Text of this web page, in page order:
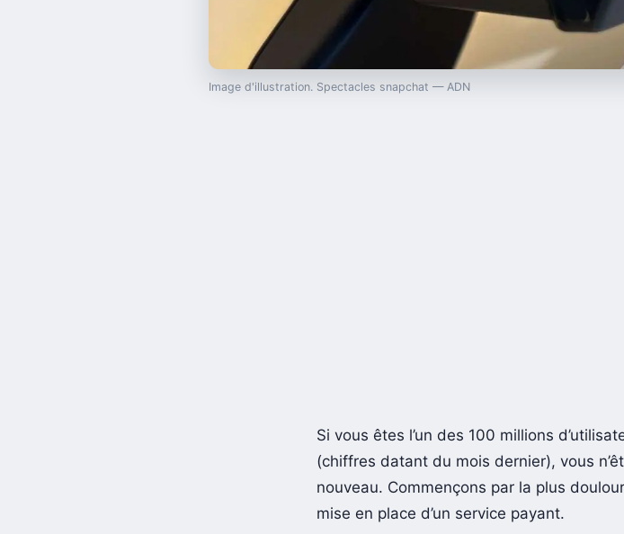
Image d'illustration. Spectacles snapchat — ADN
Si vous êtes l’un des 100 millions
(chiffres datant du mois dernier), vous
nouveau. Commençons par la plus
mise en place d’un service payant.